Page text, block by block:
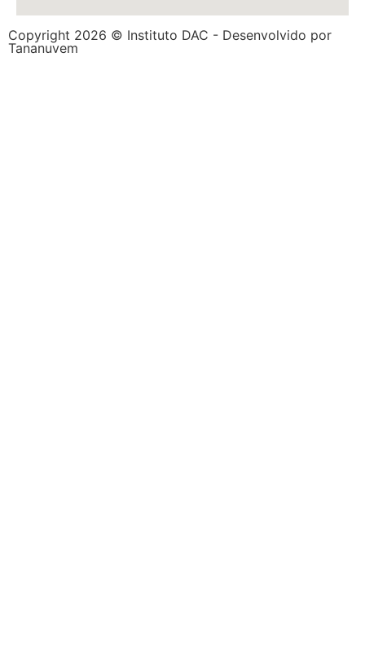
Copyright 2026 © Instituto DAC - Desenvolvido por
Tananuvem